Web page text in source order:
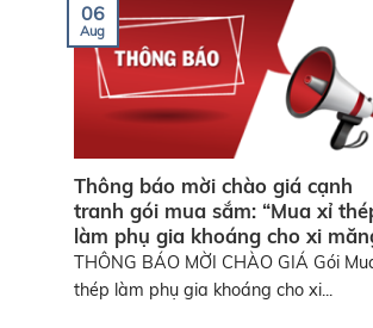
Thông báo mời chào giá cạnh
tranh gói mua sắm: “Mua xỉ
làm phụ gia khoáng cho xi
THÔNG BÁO MỜI CHÀO GIÁ Gói
thép làm phụ gia khoáng cho xi...
06
Aug